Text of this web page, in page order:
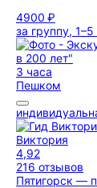
4900 ₽
за группу, 1–5
3 часа
Пешком
Виктория
4,92
216 отзывов
Пятигорск —